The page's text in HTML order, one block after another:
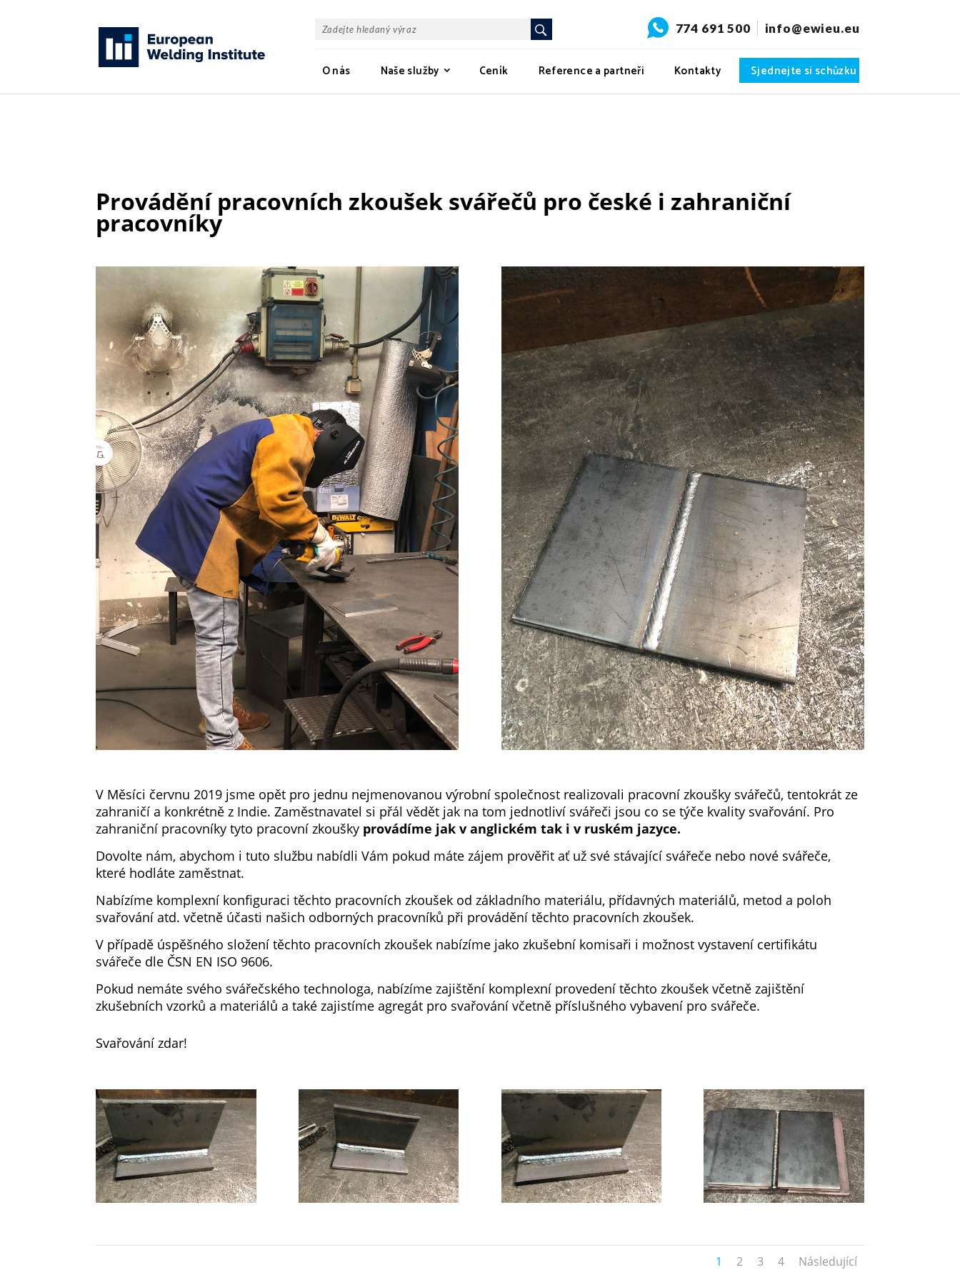
Hledat 774 691 500 info@ewieu.eu
O nás Naše služby Ceník Reference a partneři Kontakty Sjednejte si schůzku
Provádění pracovních zkoušek svářečů pro české i zahraniční
pracovníky
V Měsíci červnu 2019 jsme opět pro jednu nejmenovanou výrobní společnost realizovali pracovní zkoušky svářečů, tentokrát ze
zahraničí a konkrétně z Indie. Zaměstnavatel si přál vědět jak na tom jednotliví svářeči jsou co se týče kvality svařování. Pro
zahraniční pracovníky tyto pracovní zkoušky provádíme jak v anglickém tak i v ruském jazyce.
Dovolte nám, abychom i tuto službu nabídli Vám pokud máte zájem prověřit ať už své stávající svářeče nebo nové svářeče,
které hodláte zaměstnat.
Nabízíme komplexní konfiguraci těchto pracovních zkoušek od základního materiálu, přídavných materiálů, metod a poloh
svařování atd. včetně účasti našich odborných pracovníků při provádění těchto pracovních zkoušek.
V případě úspěšného složení těchto pracovních zkoušek nabízíme jako zkušební komisaři i možnost vystavení certifikátu
svářeče dle ČSN EN ISO 9606.
Pokud nemáte svého svářečského technologa, nabízíme zajištění komplexní provedení těchto zkoušek včetně zajištění
zkušebních vzorků a materiálů a také zajistíme agregát pro svařování včetně příslušného vybavení pro svářeče.
Svařování zdar!
1 2 3 4 Následující